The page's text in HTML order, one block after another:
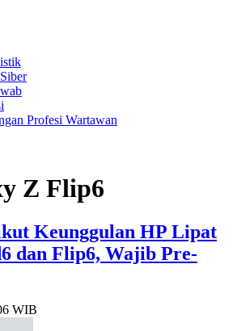
Profesi Wartawan
Z Flip6
Keunggulan HP Lipat
dan Flip6, Wajib Pre-
WIB